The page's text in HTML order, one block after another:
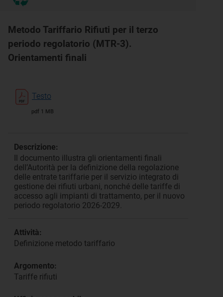
Metodo Tariffario Rifiuti per il terzo
periodo regolatorio (MTR-3).
Orientamenti finali
Testo
pdf 1 MB
Descrizione:
Il documento illustra gli orientamenti finali
dell’Autorità per la definizione della regolazione
delle entrate tariffarie per il servizio integrato di
gestione dei rifiuti urbani, nonché delle tariffe di
accesso agli impianti di trattamento, per il nuovo
periodo regolatorio 2026-2029.
Attività:
Definizione metodo tariffario
Argomento:
Tariffe rifiuti